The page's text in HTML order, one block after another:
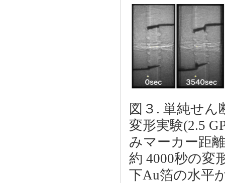
図３. 単純せ
変形実験(2.5
みマーカー距
約 4000秒の変
下Au箔の水平